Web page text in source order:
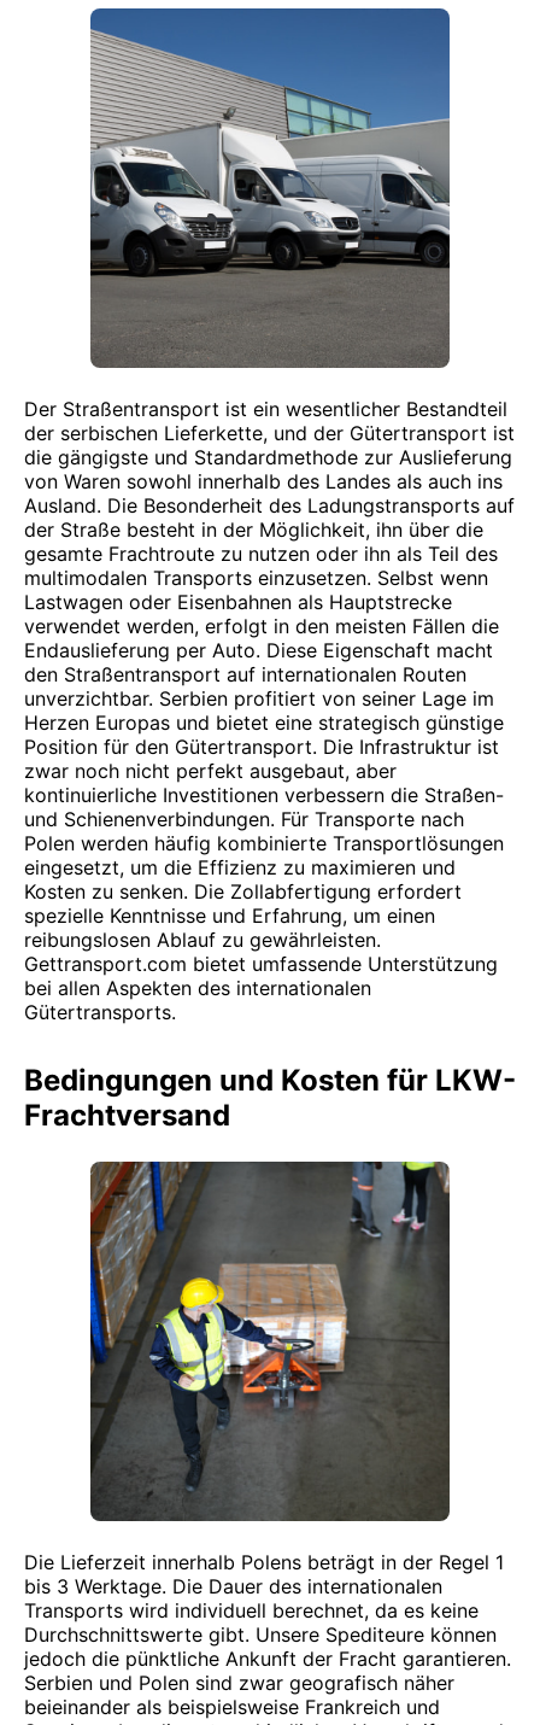
Der Straßentransport ist ein wesentlicher Bestandteil
der serbischen Lieferkette, und der Gütertransport ist
die gängigste und Standardmethode zur Auslieferung
von Waren sowohl innerhalb des Landes als auch ins
Ausland. Die Besonderheit des Ladungstransports auf
der Straße besteht in der Möglichkeit, ihn über die
gesamte Frachtroute zu nutzen oder ihn als Teil des
multimodalen Transports einzusetzen. Selbst wenn
Lastwagen oder Eisenbahnen als Hauptstrecke
verwendet werden, erfolgt in den meisten Fällen die
Endauslieferung per Auto. Diese Eigenschaft macht
den Straßentransport auf internationalen Routen
unverzichtbar. Serbien profitiert von seiner Lage im
Herzen Europas und bietet eine strategisch günstige
Position für den Gütertransport. Die Infrastruktur ist
zwar noch nicht perfekt ausgebaut, aber
kontinuierliche Investitionen verbessern die Straßen-
und Schienenverbindungen. Für Transporte nach
Polen werden häufig kombinierte Transportlösungen
eingesetzt, um die Effizienz zu maximieren und
Kosten zu senken. Die Zollabfertigung erfordert
spezielle Kenntnisse und Erfahrung, um einen
reibungslosen Ablauf zu gewährleisten.
Gettransport.com bietet umfassende Unterstützung
bei allen Aspekten des internationalen
Gütertransports.
Bedingungen und Kosten für LKW-
Frachtversand
Die Lieferzeit innerhalb Polens beträgt in der Regel 1
bis 3 Werktage. Die Dauer des internationalen
Transports wird individuell berechnet, da es keine
Durchschnittswerte gibt. Unsere Spediteure können
jedoch die pünktliche Ankunft der Fracht garantieren.
Serbien und Polen sind zwar geografisch näher
beieinander als beispielsweise Frankreich und